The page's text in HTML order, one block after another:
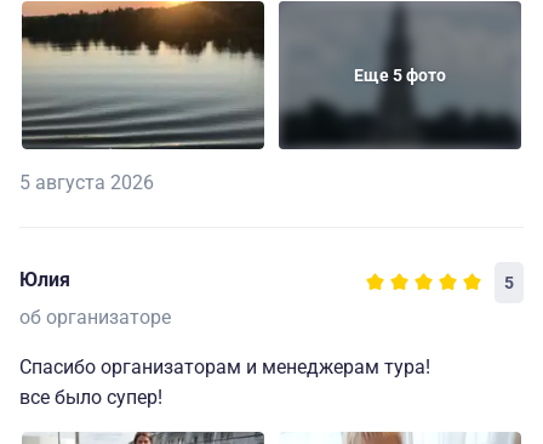
Еще 5 фото
5 августа 2026
Юлия 5
об организаторе
Спасибо организаторам и менеджерам тура!
все было супер!